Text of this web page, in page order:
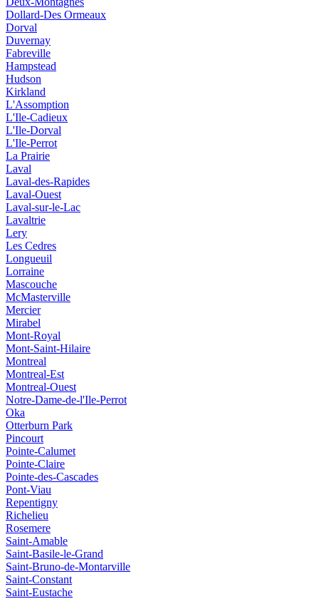
Dollard-Des Ormeaux
Dorval
Duvernay
Fabreville
Hampstead
Hudson
Kirkland
L'Assomption
L'Ile-Cadieux
L'Ile-Dorval
L'Ile-Perrot
La Prairie
Laval
Laval-des-Rapides
Laval-Ouest
Laval-sur-le-Lac
Lavaltrie
Lery
Les Cedres
Longueuil
Lorraine
Mascouche
McMasterville
Mercier
Mirabel
Mont-Royal
Mont-Saint-Hilaire
Montreal
Montreal-Est
Montreal-Ouest
Notre-Dame-de-l'Ile-Perrot
Oka
Otterburn Park
Pincourt
Pointe-Calumet
Pointe-Claire
Pointe-des-Cascades
Pont-Viau
Repentigny
Richelieu
Rosemere
Saint-Amable
Saint-Basile-le-Grand
Saint-Bruno-de-Montarville
Saint-Constant
Saint-Eustache